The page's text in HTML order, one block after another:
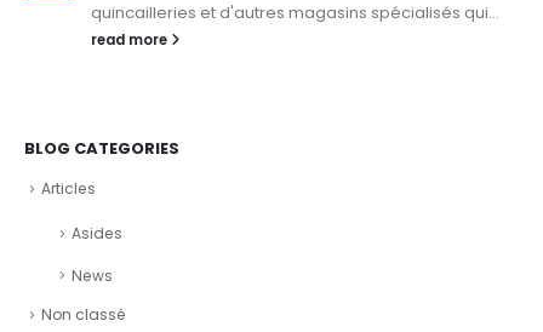
quincailleries et d'autres magasins spécialisés qui...
read more
BLOG CATEGORIES
Articles
Asides
News
Non classé